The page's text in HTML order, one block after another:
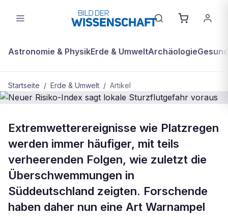
Astronomie & PhysikErde & UmweltArchäologie
Startseite / Erde & Umwelt / Artikel
ERDE & UMWELT
Neuer Risiko-Index sagt lokale
Sturzflutgefahr voraus
Extremwetterereignisse wie Platzregen
werden immer häufiger, mit teils
verheerenden Folgen, wie zuletzt die
Überschwemmungen in
Süddeutschland zeigten. Forschende
haben daher nun eine Art Warnampel